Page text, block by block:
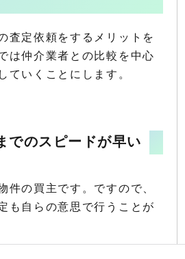
査定依頼をするメリットを
は仲介業者との比較を中心
ていくことにします。
でのスピードが早い
件の買主です。ですので、
も自らの意思で行うことが